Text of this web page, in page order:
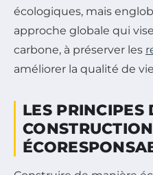
écologiques, mais
approche globale qui
carbone, à préserver les
améliorer la qualité de
LES PRINCIPES
CONSTRUCTION